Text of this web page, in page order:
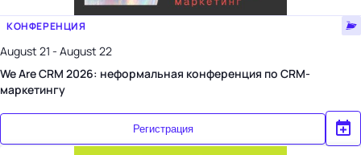
КОНФЕРЕНЦИЯ
August 21 - August 22
We Are CRM 2026: неформальная конференция по CRM-
маркетингу
Регистрация